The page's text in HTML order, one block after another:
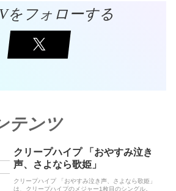
をフォローする
テンツ
クリープハイプ 「おやすみ泣き
声、さよなら歌姫」
クリープハイプ 「おやすみ泣き声、さよなら歌姫」
は、クリープハイプのメジャー1枚目のシングル。